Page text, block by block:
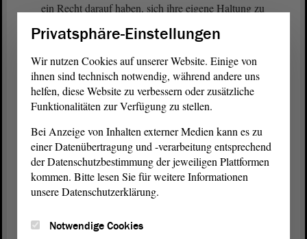
ein Recht darauf haben, sich ihre eigene Haltung zu
jenseits von Schwarz und Weiß. - Vielen Dank.
(Beifall bei den GRÜNEN)
Vielen Dank, Frau Sziborra-Seidlitz. Es gibt eine
Frage von Frau Hohmann. - Sie kommen zurück an
das Pult, dann kann Frau Hohmann die Frage
Privatsphäre-Einstellungen
Wir nutzen Cookies auf unserer Website. Einige von
ihnen sind technisch notwendig, während andere uns
helfen, diese Website zu verbessern oder zusätzliche
Funktionalitäten zur Verfügung zu stellen.
Bei Anzeige von Inhalten externer Medien kann es zu
einer Datenübertragung und -verarbeitung entsprechend
der Datenschutzbestimmung der jeweiligen Plattformen
kommen. Bitte lesen Sie für weitere Informationen
unsere Datenschutzerklärung.
Notwendige Cookies